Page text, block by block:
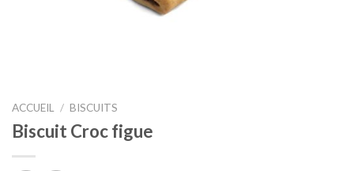
ACCUEIL / BISCUITS
Biscuit Croc figue